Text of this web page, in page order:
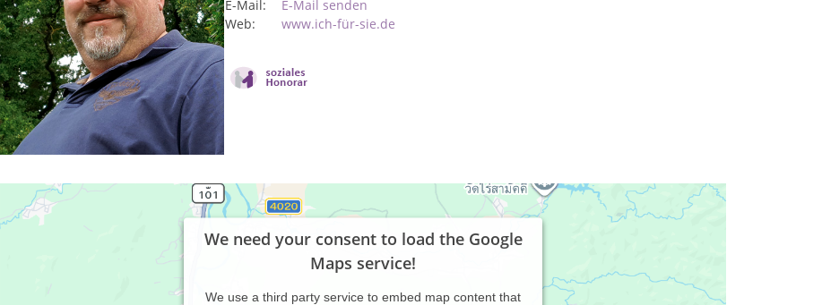
E-Mail:
E-Mail senden
Web:
www.ich-für-sie.de
We need your consent to load the Google
Maps service!
We use a third party service to embed map content that